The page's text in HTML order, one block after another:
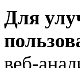
Для
веб-